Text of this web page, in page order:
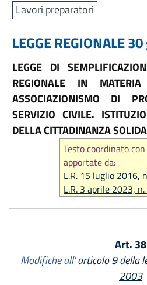
Lavori preparatori
LEGGE REGIONALE
LEGGE DI
REGIONALE IN
ASSOCIAZIONISMO DI
SERVIZIO CIVILE.
DELLA CITTADINANZA
Testo coordinato
apportate da:
L.R. 15 luglio 2016,
L.R. 3 aprile 2023, n.
Art. 38
Modifiche all'articolo 9 della
2003